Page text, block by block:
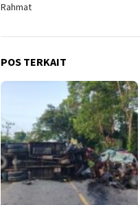
Rahmat
POS TERKAIT